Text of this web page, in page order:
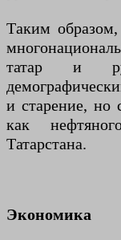
Таким
татар и
и старение, но
как
Татарстана.
Экономика